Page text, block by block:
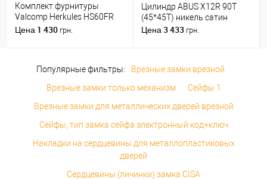
Комплект фурнитуры
Valcomp Herkules HS60FR
для 1 деревянного полотна
Цена 1 430 грн.
Цилиндр ABUS X12R 90T
(45*45T) никель сатин
Цена 3 433 грн.
Популярные фильтры:
Врезные замки врезной
Врезные замки только механизм
Сейфы 1
Врезные замки для металлических дверей врезной
Сейфы, тип замка сейфа электронный код+ключ
Накладки на сердцевины для металлопластиковых
дверей
Сердцевины (личинки) замка CISA